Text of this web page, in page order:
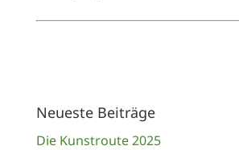
Neueste Beiträge
Die Kunstroute 2025